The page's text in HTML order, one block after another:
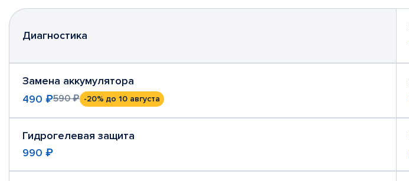
Диагностика
Замена аккумулятора
490 ₽590 ₽ -20% до 10 августа
Гидрогелевая защита
990 ₽